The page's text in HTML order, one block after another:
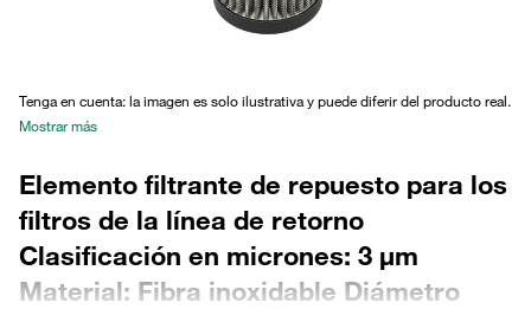
Tenga en cuenta: la imagen es solo ilustrativa y puede diferir del producto real.
Mostrar más
Elemento filtrante de repuesto para los
filtros de la línea de retorno
Clasificación en micrones: 3 µm
Material: Fibra inoxidable Diámetro